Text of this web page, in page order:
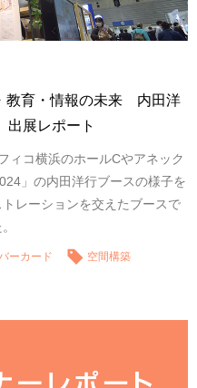
教育・情報の未来 内田洋
出展レポート
ィコ横浜のホールCやアネック
」の内田洋行ブースの様子を
レーションを交えたブースで
ーカード
空間構築